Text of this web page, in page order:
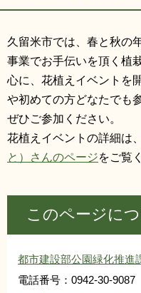
久留米市では、春と秋の
事業でお手伝いを頂く植
心に、花植えイベントを
や初めての方どなたでも
ぜひご参加ください。
花植えイベントの詳細は、
と）さんのページをご覧
このページに
都市建設部公園緑化推進
電話番号：0942-30-